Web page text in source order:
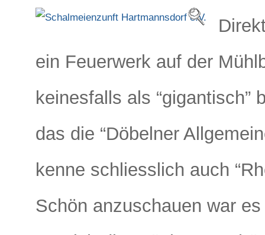
ein Feuerwerk auf der
keinesfalls als “gigantisch”
das die “Döbelner
kenne schliesslich auch
Schön anzuschauen war